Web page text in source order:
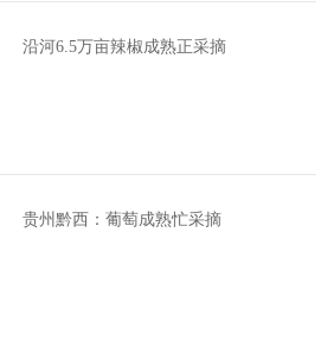
沿河6.5万亩辣椒成熟正采摘
贵州黔西：葡萄成熟忙采摘